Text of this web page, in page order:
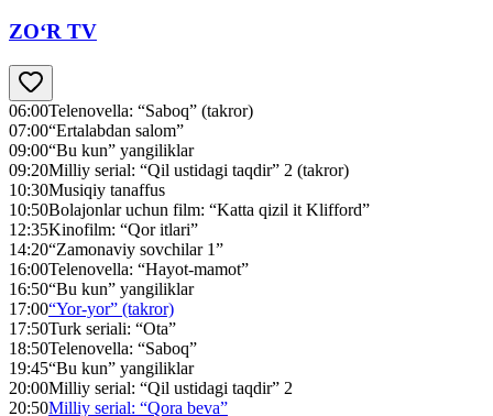
ZO‘R TV
06:00Telenovella: “Saboq” (takror)
07:00“Ertalabdan salom”
09:00“Bu kun” yangiliklar
09:20Milliy serial: “Qil ustidagi taqdir” 2 (takror)
10:30Musiqiy tanaffus
10:50Bolajonlar uchun film: “Katta qizil it Klifford”
12:35Kinofilm: “Qor itlari”
14:20“Zamonaviy sovchilar 1”
16:00Telenovella: “Hayot-mamot”
16:50“Bu kun” yangiliklar
17:00“Yor-yor” (takror)
17:50Turk seriali: “Ota”
18:50Telenovella: “Saboq”
19:45“Bu kun” yangiliklar
20:00Milliy serial: “Qil ustidagi taqdir” 2
20:50Milliy serial: “Qora beva”